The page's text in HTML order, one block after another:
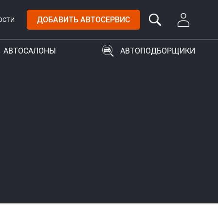
ДОБАВИТЬ АВТОСЕРВИС
АВТОСАЛОНЫ АВТОПОДБОРЩИКИ